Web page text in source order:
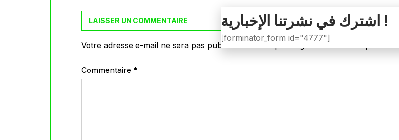
LAISSER UN COMMENTAIRE
Votre adresse e-mail ne sera pas publiée. Les champs obligatoires sont indiqués avec
Commentaire *
اشترك في نشرتنا الإخبارية !
[forminator_form id="4777"]